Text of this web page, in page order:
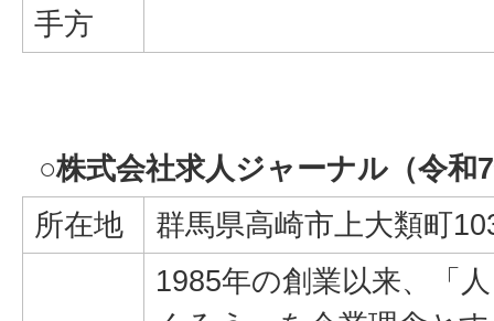
手方
○株式会社求人ジャーナル（令和
所在地
群馬県高崎市上大類町
1985年の創業以来、「